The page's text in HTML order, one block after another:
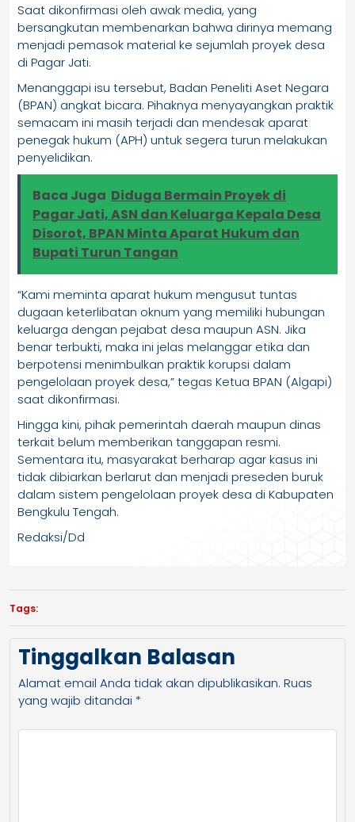
Saat dikonfirmasi oleh awak media, yang
bersangkutan membenarkan bahwa dirinya memang
menjadi pemasok material ke sejumlah proyek desa
di Pagar Jati.
Menanggapi isu tersebut, Badan Peneliti Aset Negara
(BPAN) angkat bicara. Pihaknya menyayangkan praktik
semacam ini masih terjadi dan mendesak aparat
penegak hukum (APH) untuk segera turun melakukan
penyelidikan.
Baca Juga Diduga Bermain Proyek di
Pagar Jati, ASN dan Keluarga Kepala Desa
Disorot, BPAN Minta Aparat Hukum dan
Bupati Turun Tangan
“Kami meminta aparat hukum mengusut tuntas
dugaan keterlibatan oknum yang memiliki hubungan
keluarga dengan pejabat desa maupun ASN. Jika
benar terbukti, maka ini jelas melanggar etika dan
berpotensi menimbulkan praktik korupsi dalam
pengelolaan proyek desa,” tegas Ketua BPAN (Algapi)
saat dikonfirmasi.
Hingga kini, pihak pemerintah daerah maupun dinas
terkait belum memberikan tanggapan resmi.
Sementara itu, masyarakat berharap agar kasus ini
tidak dibiarkan berlarut dan menjadi preseden buruk
dalam sistem pengelolaan proyek desa di Kabupaten
Bengkulu Tengah.
Redaksi/Dd
Tags:
Tinggalkan Balasan
Alamat email Anda tidak akan dipublikasikan. Ruas
yang wajib ditandai *